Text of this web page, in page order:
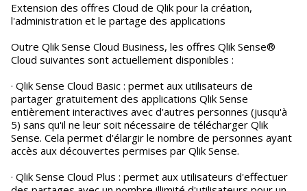
Extension des offres Cloud de Qlik pour la création,
l'administration et le partage des applications
Outre Qlik Sense Cloud Business, les offres Qlik Sense®
Cloud suivantes sont actuellement disponibles :
· Qlik Sense Cloud Basic : permet aux utilisateurs de
partager gratuitement des applications Qlik Sense
entièrement interactives avec d'autres personnes (jusqu'à
5) sans qu'il ne leur soit nécessaire de télécharger Qlik
Sense. Cela permet d'élargir le nombre de personnes ayant
accès aux découvertes permises par Qlik Sense.
· Qlik Sense Cloud Plus : permet aux utilisateurs d'effectuer